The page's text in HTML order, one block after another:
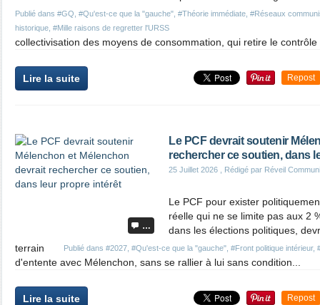
Publié dans #GQ #Qu'est-ce que la "gauche" #Théorie immédiate #Réseaux
historique #Mille raisons de regretter l'URSS
collectivisation des moyens de consommation, qui retire le
Lire la suite Repost
…
Le PCF devrait soutenir
rechercher ce soutien, dans
25 Juillet 2026 , Rédigé par Réveil
Publié dans #2027 #Qu'est-ce que la "gauche" #Front politique intérieur,
Le PCF pour exister
réelle qui ne se limite pas aux 2
dans les élections politiques,
terrain
d'entente avec Mélenchon, sans se rallier à lui sans condition...
Lire la suite Repost